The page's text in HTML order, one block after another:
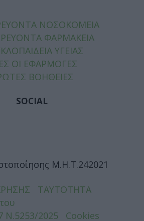
ΝΟΣΟΚΟΜΕΙΑ
ΦΑΡΜΑΚΕΙΑ
ΥΓΕΙΑΣ
ΟΙ ΕΦΑΡΜΟΓΕΣ
ΒΟΗΘΕΙΕΣ
SOCIAL
Μ.Η.Τ.242021
ΤΑΥΤΟΤΗΤΑ
Ν.5253/2025
Cookies